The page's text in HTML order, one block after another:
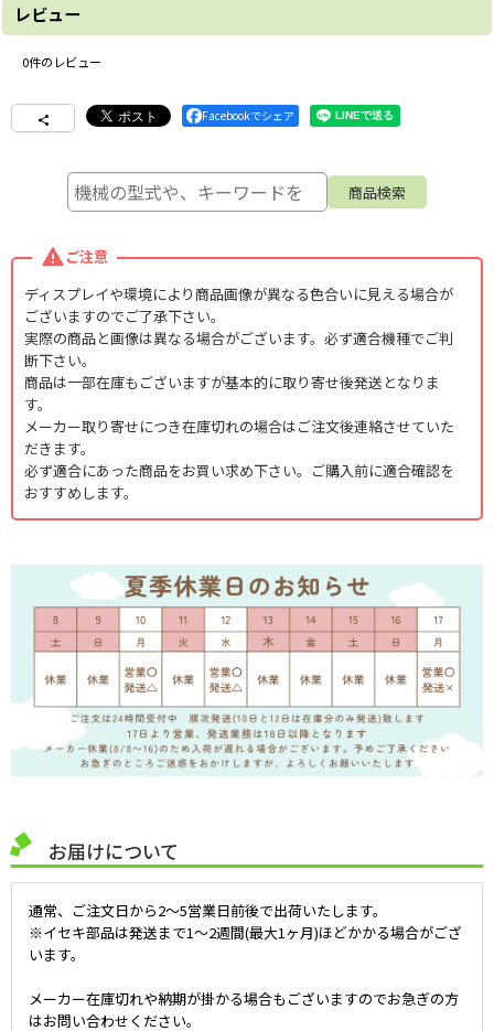
レビュー
0件のレビュー
Facebookでシェア
ご注意
ディスプレイや環境により商品画像が異なる色合いに見える場合が
ございますのでご了承下さい。
実際の商品と画像は異なる場合がございます。必ず適合機種でご判
断下さい。
商品は一部在庫もございますが基本的に取り寄せ後発送となりま
す。
メーカー取り寄せにつき在庫切れの場合はご注文後連絡させていた
だきます。
必ず適合にあった商品をお買い求め下さい。ご購入前に適合確認を
おすすめします。
お届けについて
通常、ご注文日から2～5営業日前後で出荷いたします。
※イセキ部品は発送まで1～2週間(最大1ヶ月)ほどかかる場合がござ
います。
メーカー在庫切れや納期が掛かる場合もございますのでお急ぎの方
はお問い合わせください。